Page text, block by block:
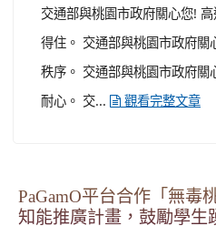
交通部與桃園市政府關心您!
得住。 交通部與桃園市政府關
秩序。 交通部與桃園市政府關
耐心。 交...
觀看完整文章
PaGamO平台合作「無毒
知能推廣計畫，鼓勵學生